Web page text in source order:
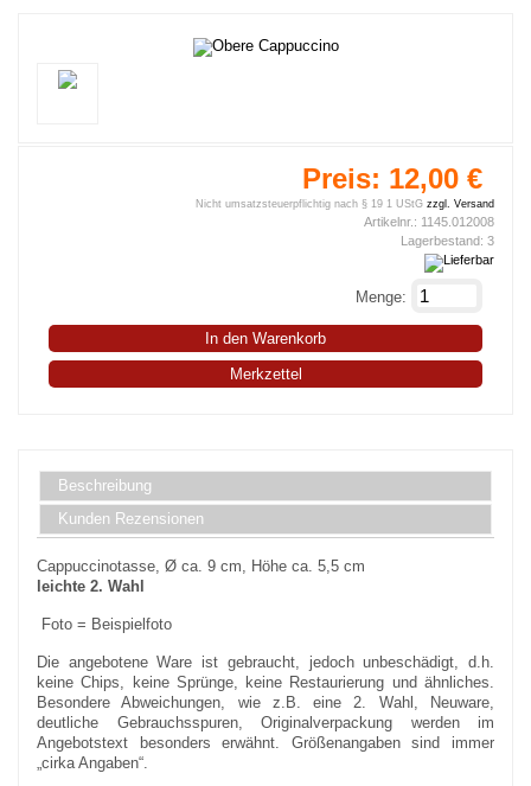
Preis: 12,00 €
Nicht umsatzsteuerpflichtig nach § 19 1 UStG zzgl. Versand
Artikelnr.: 1145.012008
Lagerbestand: 3
Menge:
In den Warenkorb
Merkzettel
Beschreibung
Kunden Rezensionen
Cappuccinotasse, Ø ca. 9 cm, Höhe ca. 5,5 cm
leichte 2. Wahl
Foto = Beispielfoto
Die angebotene Ware ist gebraucht, jedoch unbeschädigt, d.h.
keine Chips, keine Sprünge, keine Restaurierung und ähnliches.
Besondere Abweichungen, wie z.B. eine 2. Wahl, Neuware,
deutliche Gebrauchsspuren, Originalverpackung werden im
Angebotstext besonders erwähnt. Größenangaben sind immer
„cirka Angaben“.